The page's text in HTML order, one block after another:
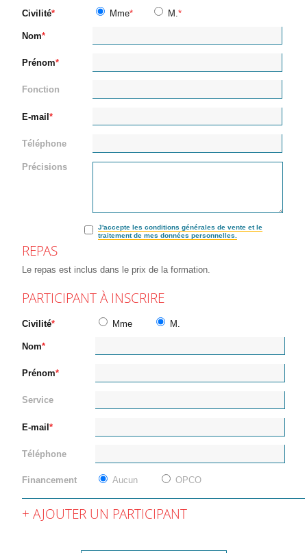
Civilité Mme M.
Nom
Prénom
Fonction
E-mail
Téléphone
Précisions
J'accepte les conditions générales de vente et le
traitement de mes données personnelles.
REPAS
Le repas est inclus dans le prix de la formation.
PARTICIPANT À INSCRIRE
Civilité Mme M.
Nom
Prénom
Service
E-mail
Téléphone
Financement Aucun OPCO
AJOUTER UN PARTICIPANT